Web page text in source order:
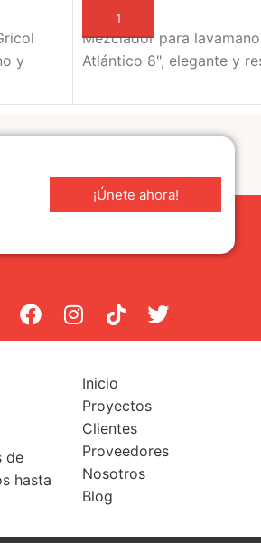
y
AÑADIR A LA CESTA
Mezclador para
Atlántico 8", elegante y
¡Únete ahora!
de
hasta
Inicio
Proyectos
Clientes
Proveedores
Nosotros
Blog